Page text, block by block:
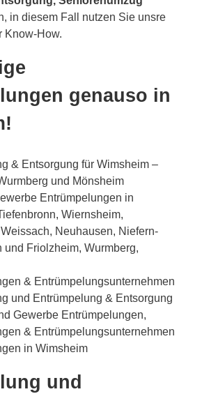
in diesem Fall nutzen Sie unsre
Know-How.
genauso in
& Entsorgung für Wimsheim –
und Mönsheim
Entrümpelungen in
Wiernsheim,
Neuhausen, Niefern-
und Friolzheim, Wurmberg,
& Entrümpelungsunternehmen
und Entrümpelung & Entsorgung
Gewerbe Entrümpelungen,
& Entrümpelungsunternehmen
in Wimsheim
und